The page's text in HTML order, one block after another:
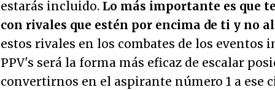
estarás incluido. Lo más importante es que
con rivales que estén por encima de ti y no
estos rivales en los combates de los eventos
PPV's será la forma más eficaz de escalar
convertirnos en el aspirante número 1 a ese